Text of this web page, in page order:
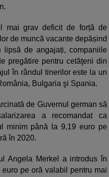
mai grav deficit de forță de
de muncă vacante depășind
de angajați, companiile
pregătire pentru cetăţeni din
în rândul tinerilor este la un
Bulgaria şi Spania.
de Guvernul german să
a recomandat ca
minim până la 9,19 euro pe
în 2020.
Angela Merkel a introdus în
pe oră valabil pentru mai